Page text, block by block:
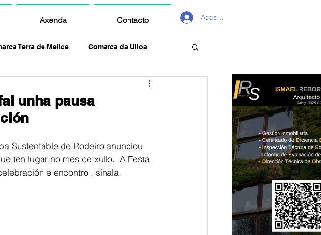
Axenda Contacto Acceder
Terra de Melide Comarca da Ulloa
unha pausa
Sustentable de Rodeiro anunciou
ten lugar no mes de xullo. "A Festa
e encontro", sinala.